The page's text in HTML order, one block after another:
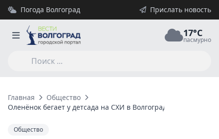
Погода Волгоград Прислать новость
17°C
пасмурно
Главная
Общество
Оленёнок бегает у детсада на СХИ в Волгограде
Общество